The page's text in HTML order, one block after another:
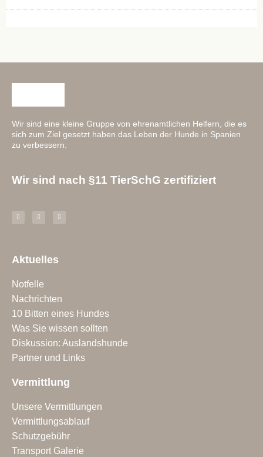
Wir sind eine kleine Gruppe von ehrenamtlichen Helfern, die es
sich zum Ziel gesetzt haben das Leben der Hunde in Spanien
zu verbessern.
Wir sind nach §11 TierSchG zertifiziert
Aktuelles
Notfelle
Nachrichten
10 Bitten eines Hundes
Was Sie wissen sollten
Diskussion: Auslandshunde
Partner und Links
Vermittlung
Unsere Vermittlungen
Vermittlungsablauf
Schutzgebühr
Transport Galerie